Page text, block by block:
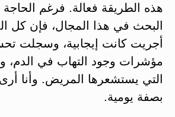
هذه الطريقة فعالة. فرغم
البحث في هذا المجال، فإن كل
أجريت كانت إيجابية، وسجلت
مؤشرات وجود التهاب في الدم،
التي يستشعرها المريض. وأنا
بصفة يومية.